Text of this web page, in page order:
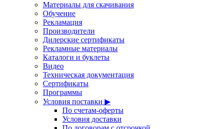
Материалы для скачивания
Обучение
Рекламация
Производители
Дилерские сертификаты
Рекламные материалы
Каталоги и буклеты
Видео
Техническая документация
Сертификаты
Программы
Условия поставки ▶
По счетам-оферты
Условия доставки